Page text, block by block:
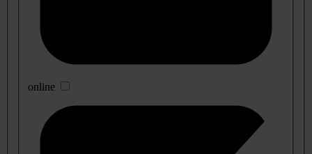
online